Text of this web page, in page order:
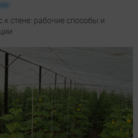
к стене: рабочие способы и